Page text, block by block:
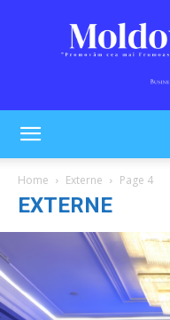
Home Externe Page 4
EXTERNE